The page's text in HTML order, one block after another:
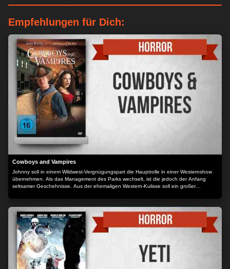
Empfehlungen für Dich:
Cowboys and Vampires
Johnny soll in einem Wildwest-Vergnügungspart die Hauptrolle in einer Westernshow
übernehmen. Als das Management des Parks wechselt, ist die jedoch der Anfang
seltsamer Geschehnisse. Aus der ehemaligen Western-Kulisse soll ein großer
an Halloween verschwinden einige Mitarbeiter auf dubiose Art und Weise.